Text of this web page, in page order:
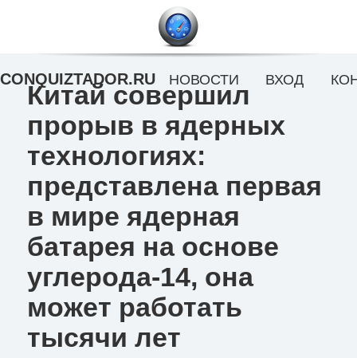
Китай совершил
прорыв в ядерных
технологиях:
представлена первая
в мире ядерная
батарея на основе
углерода-14, она
может работать
тысячи лет
CONQUIZTADOR.RU НОВОСТИ ВХОД